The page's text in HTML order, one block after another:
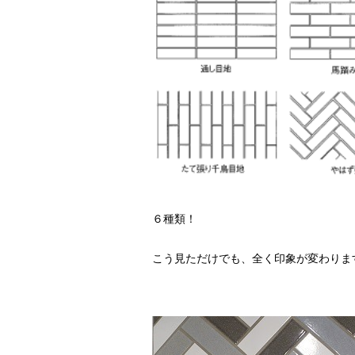
６種類！
こう見ただけでも、全く印象が変わりま